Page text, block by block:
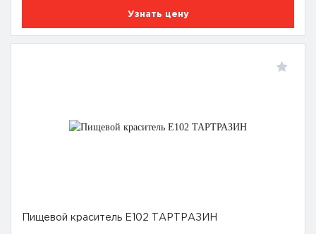
Узнать цену
Пищевой краситель Е102 ТАРТРАЗИН